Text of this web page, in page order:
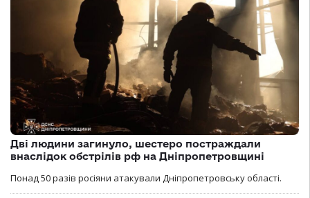
Дві людини загинуло, шестеро постраждали
внаслідок обстрілів рф на Дніпропетровщині
Понад 50 разів росіяни атакували Дніпропетровську області.